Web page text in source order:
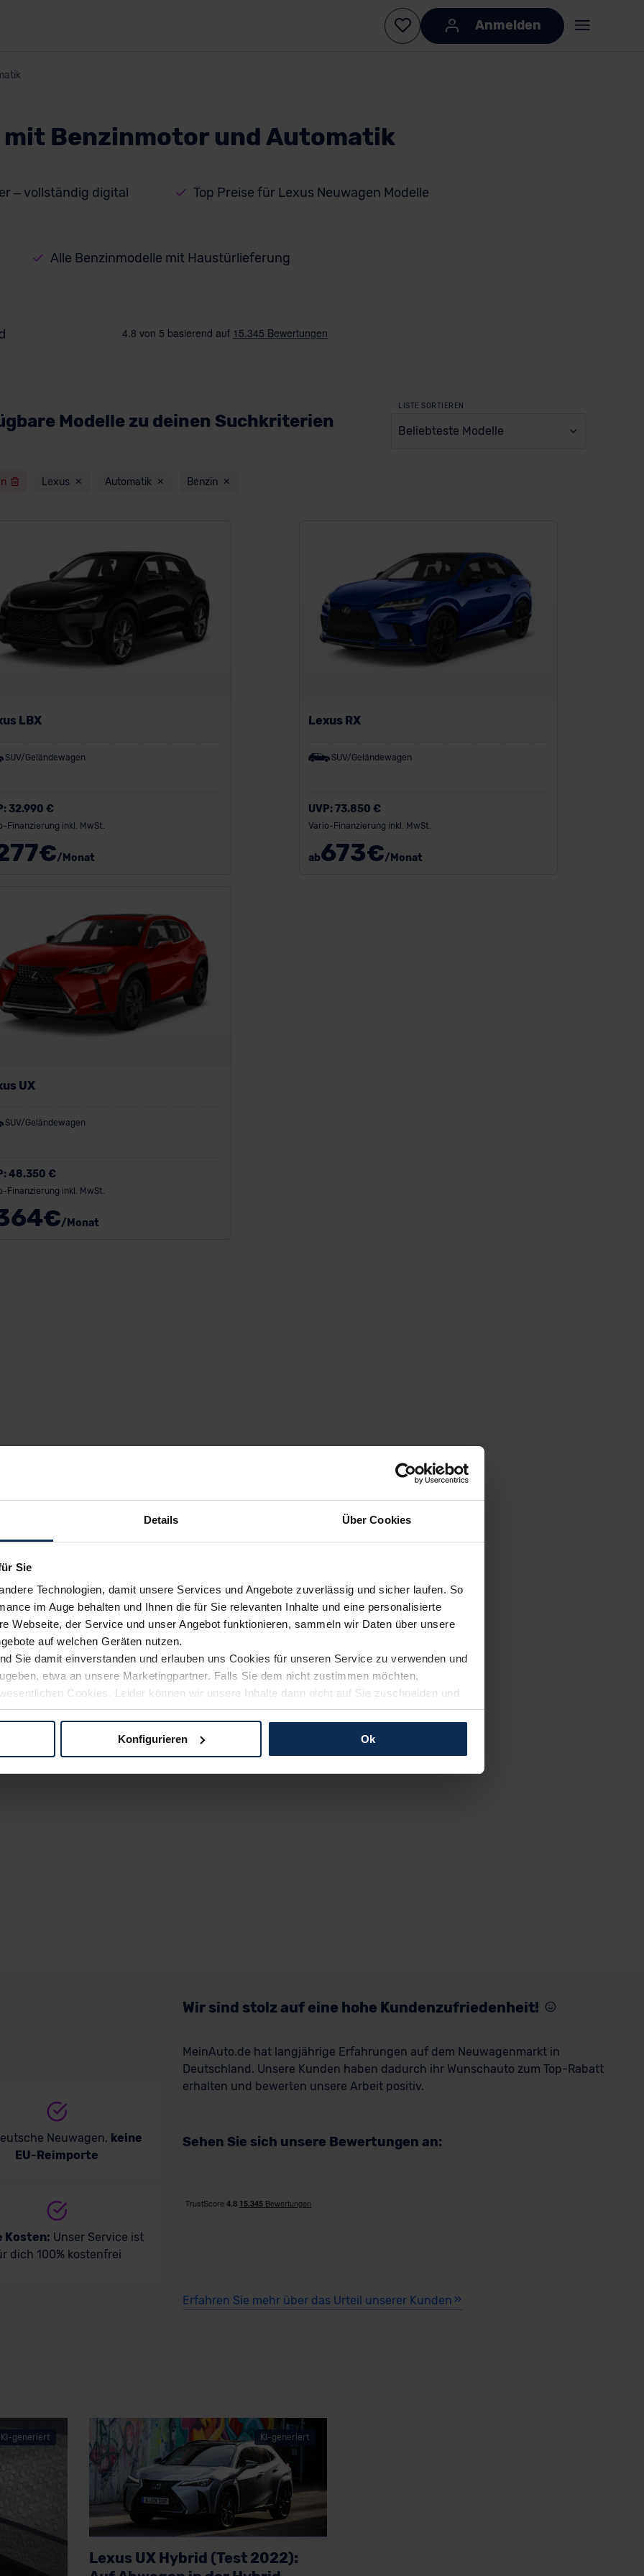
Details Über Cookies
Sie
Technologien, damit unsere Services und Angebote zuverlässig und sicher laufen. So
im Auge behalten und Ihnen die für Sie relevanten Inhalte und eine personalisierte
Webseite, der Service und unser Angebot funktionieren, sammeln wir Daten über unsere
auf welchen Geräten nutzen.
Sie damit einverstanden und erlauben uns Cookies für unseren Service zu verwenden und
etwa an unsere Marketingpartner. Falls Sie dem nicht zustimmen möchten,
Cookies. Leider können wir unsere Inhalte dann nicht auf Sie zuschneiden und
Weg zu Ihrem Neuwagen unterstützen. Sie können die Einstellungen jederzeit anpassen
außerhalb der EU zu übermitteln oder dort verarbeiten zu lassen. Soweit eine
Konfigurieren Ok
Anmelden
mit Benzinmotor und Automatik
– vollständig digital Top Preise für Lexus Neuwagen Modelle
Alle Benzinmodelle mit Haustürlieferung
Modelle zu deinen Suchkriterien
LISTE SORTIEREN
Beliebteste Modelle
Lexus Automatik Benzin
LBX
SUV/Geländewagen
32.990 €
Finanzierung inkl. MwSt.
€/Monat
Lexus RX
SUV/Geländewagen
UVP:73.850 €
Vario-Finanzierung inkl. MwSt.
ab673€/Monat
UX
SUV/Geländewagen
48.350 €
Finanzierung inkl. MwSt.
€/Monat
Neuwagen, keine
EU-Reimporte
Kosten: Unser Service ist
dich 100% kostenfrei
Wir sind stolz auf eine hohe Kundenzufriedenheit!
MeinAuto.de hat langjährige Erfahrungen auf dem Neuwagenmarkt in
Deutschland. Unsere Kunden haben dadurch ihr Wunschauto zum Top-Rabatt
erhalten und bewerten unsere Arbeit positiv.
Sehen Sie sich unsere Bewertungen an:
Erfahren Sie mehr über das Urteil unserer Kunden
KI-generiert KI-generiert
Lexus UX Hybrid (Test 2022):